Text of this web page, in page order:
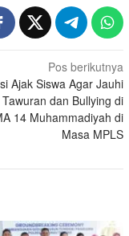
Pos berikutnya
Ajak Siswa Agar Jauhi
dan Bullying di
14 Muhammadiyah di
Masa MPLS